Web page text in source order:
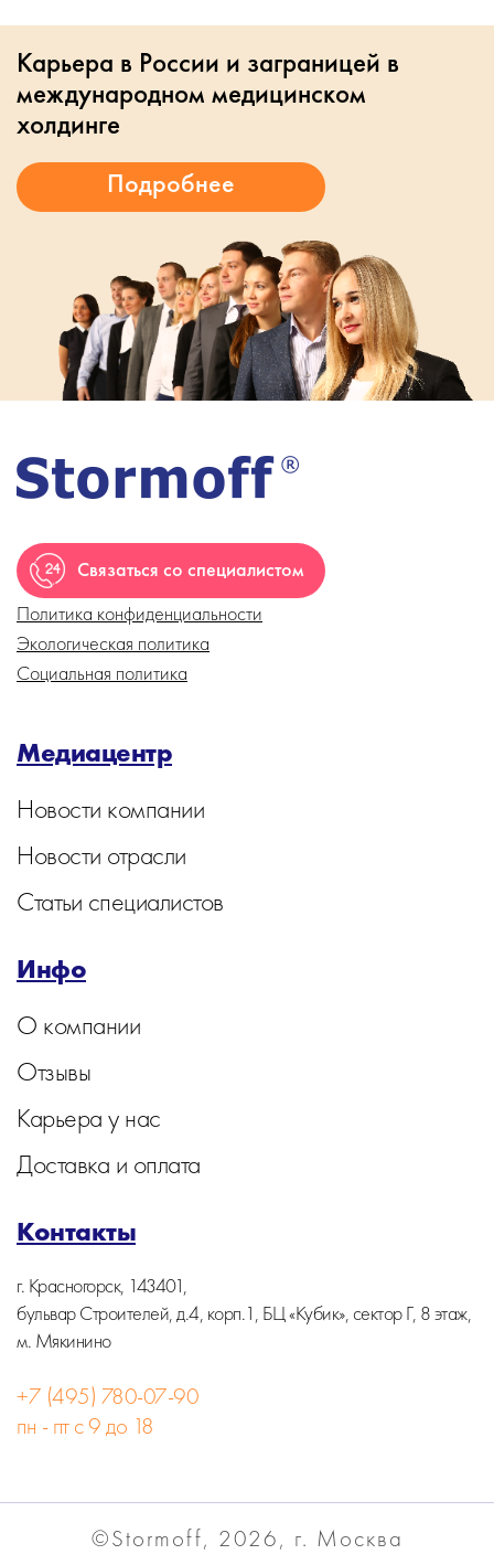
Карьера в России и заграницей в
международном медицинском
холдинге
Связаться со специалистом
Политика конфиденциальности
Экологическая политика
Социальная политика
Медиацентр
Новости компании
Новости отрасли
Статьи специалистов
Инфо
О компании
Отзывы
Карьера у нас
Доставка и оплата
Контакты
г. Красногорск, 143401,
бульвар Строителей, д.4, корп.1, БЦ «Кубик», сектор Г, 8 этаж,
м. Мякинино
+7 (495) 780-07-90
пн - пт с 9 до 18
©Stormoff, 2026, г. Москва